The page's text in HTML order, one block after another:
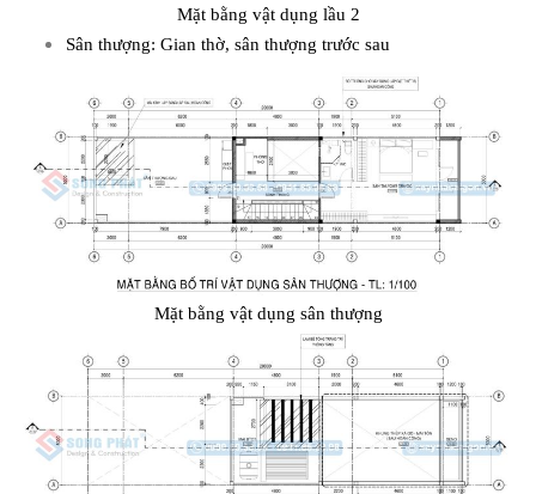
Mặt bằng vật dụng lầu 2
Sân thượng: Gian thờ, sân thượng trước sau
Mặt bằng vật dụng sân thượng